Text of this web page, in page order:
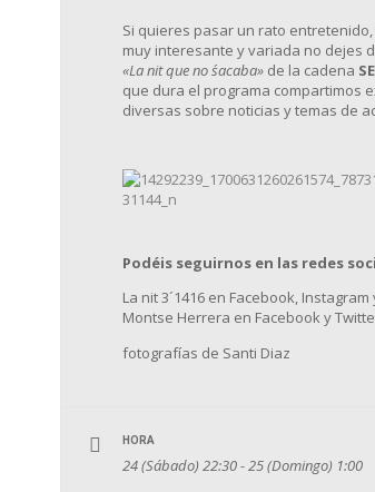
Si quieres pasar un rato
muy interesante y variada no dejes
«La nit que no s´acaba»de la cadena
que dura el programa compartimos
diversas sobre noticias y temas de
Podéis seguirnos en las redes
La nit 3´1416 en Facebook, Instagram
Montse Herrera en Facebook y
fotografías de Santi Diaz
HORA
24 (Sábado) 22:30 - 25 (Domingo) 1:00